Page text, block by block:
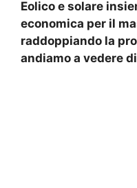
Eolico e solare
economica per il
raddoppiando la
andiamo a vedere